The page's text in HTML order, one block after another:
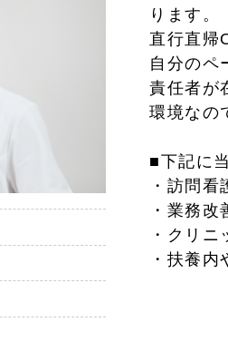
ります。
直行直帰
自分のペ
責任者が
環境なの
■下記に
・訪問
・業務
・クリ
・扶養内